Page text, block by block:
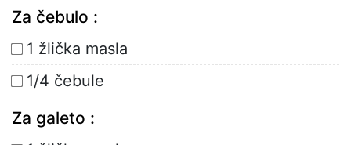
Za čebulo :
1 žlička masla
1/4 čebule
Za galeto :